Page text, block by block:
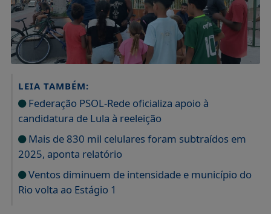
LEIA TAMBÉM:
Federação PSOL-Rede oficializa apoio à
candidatura de Lula à reeleição
Mais de 830 mil celulares foram subtraídos em
2025, aponta relatório
Ventos diminuem de intensidade e município do
Rio volta ao Estágio 1